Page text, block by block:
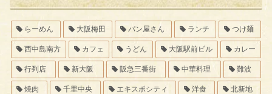
らーめん 大阪梅田 パン屋さん ランチ つけ麺
西中島南方 カフェ うどん 大阪駅前ビル カレー
行列店 新大阪 阪急三番街 中華料理 難波
焼肉 千里中央 エキスポシティ 洋食 北新地